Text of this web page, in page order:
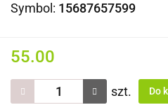
Symbol: 15687657599
55.00
szt. Do